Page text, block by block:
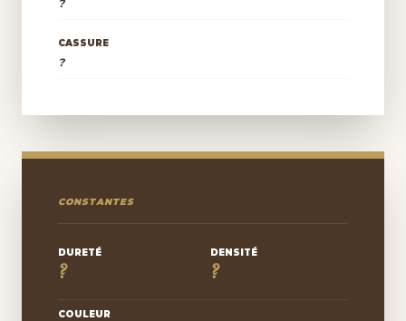
?
CASSURE
?
CONSTANTES
DURETÉ
?
DENSITÉ
?
COULEUR